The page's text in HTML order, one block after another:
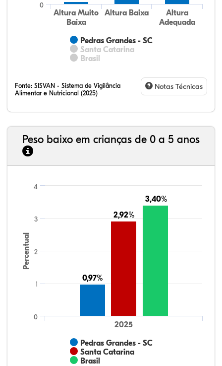
Pedras Grandes - SC
Santa Catarina
Brasil
Altura Muito
Baixa
Altura Baixa
Altura
Adequada
0
Fonte: SISVAN - Sistema de Vigilância
Alimentar e Nutricional (2025)
Notas Técnicas
Peso baixo em crianças de 0 a 5 anos
Percentual
0,97%
0,97%
2,92%
2,92%
3,40%
3,40%
Pedras Grandes - SC
Santa Catarina
Brasil
2025
0
1
2
3
4